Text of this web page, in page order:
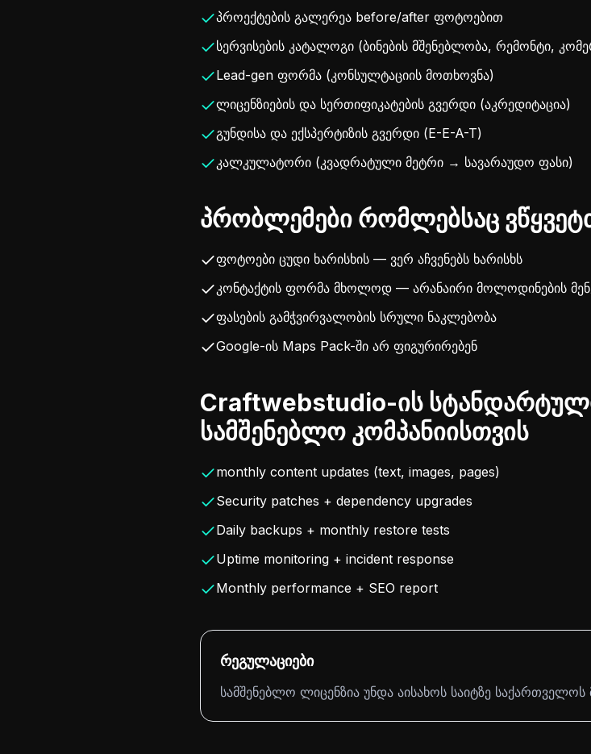
პროექტების გალერეა before/after ფოტოებით
სერვისების კატალოგი (ბინების მშენებლობა, რემონტი,
Lead-gen ფორმა (კონსულტაციის მოთხოვნა)
ლიცენზიების და სერთიფიკატების გვერდი (აკრედიტაცია)
გუნდისა და ექსპერტიზის გვერდი (E-E-A-T)
კალკულატორი (კვადრატული მეტრი → სავარაუდო ფასი)
პრობლემები რომლებსაც
ფოტოები ცუდი ხარისხის — ვერ აჩვენებს ხარისხს
კონტაქტის ფორმა მხოლოდ — არანაირი მოლოდინების
ფასების გამჭვირვალობის სრული ნაკლებობა
Google-ის Maps Pack-ში არ ფიგურირებენ
Craftwebstudio-ის
სამშენებლო კომპანიისთვის
monthly content updates (text, images, pages)
Security patches + dependency upgrades
Daily backups + monthly restore tests
Uptime monitoring + incident response
Monthly performance + SEO report
რეგულაციები
სამშენებლო ლიცენზია უნდა აისახოს საიტზე